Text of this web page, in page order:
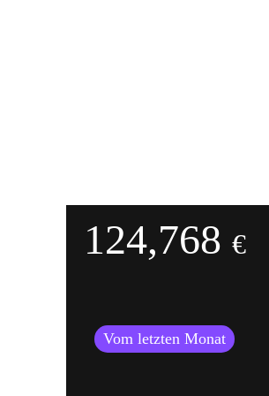
124,768 €
Vom letzten Monat